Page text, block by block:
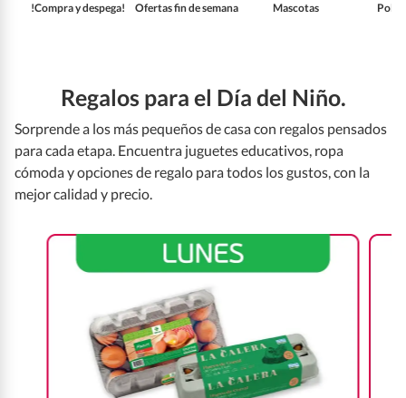
!Compra y despega! Ofertas fin de semana Mascotas
Regalos para el Día del Niño.
Sorprende a los más pequeños de casa con regalos pensados
para cada etapa. Encuentra juguetes educativos, ropa
cómoda y opciones de regalo para todos los gustos, con la
mejor calidad y precio.